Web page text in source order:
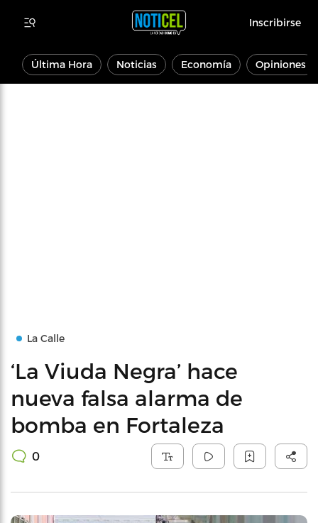
Inscribirse
Última Hora Noticias Economía Opiniones
La Calle
‘La Viuda Negra’ hace
nueva falsa alarma de
bomba en Fortaleza
0